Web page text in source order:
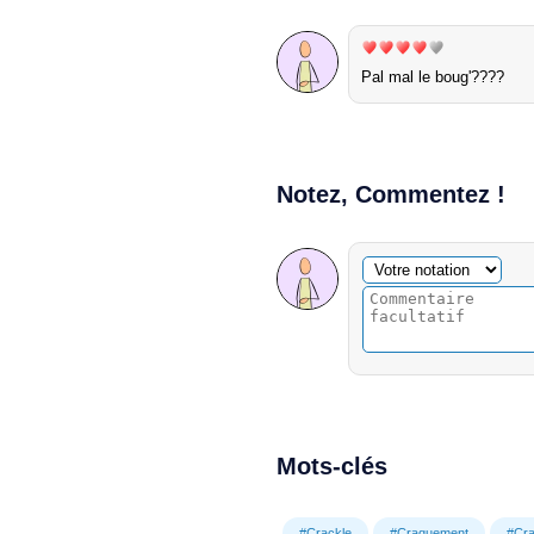
Pal mal le boug'????
Notez, Commentez !
Commentaire facultatif
Votre notation
Mots-clés